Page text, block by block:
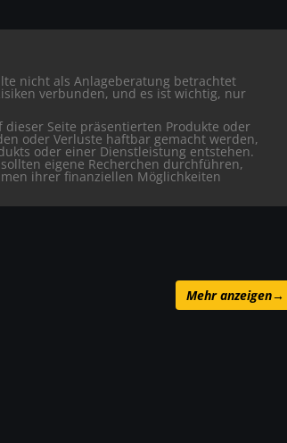
nicht als Anlageberatung betrachtet
verbunden, und es ist wichtig, nur
Seite präsentierten Produkte oder
oder Verluste haftbar gemacht werden,
oder einer Dienstleistung entstehen.
eigene Recherchen durchführen,
ihrer finanziellen Möglichkeiten
Mehr anzeigen→